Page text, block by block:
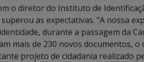
o diretor do Instituto de
as expectativas. “A nossa
durante a passagem da
mais de 230 novos documentos,
projeto de cidadania realizado